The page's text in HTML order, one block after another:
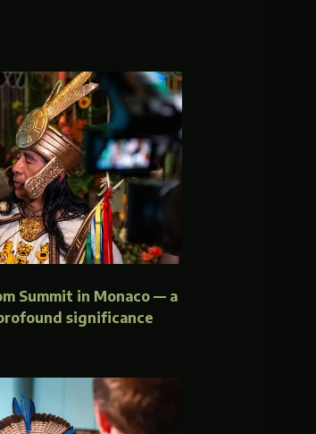
Summit in Monaco — a
significance